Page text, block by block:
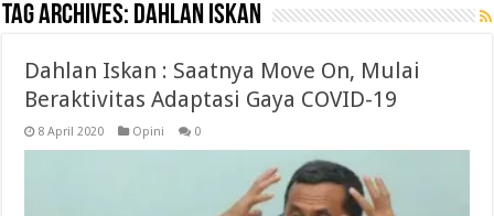
Tag Archives: dahlan iskan
Dahlan Iskan : Saatnya Move On, Mulai
Beraktivitas Adaptasi Gaya COVID-19
8 April 2020 Opini 0